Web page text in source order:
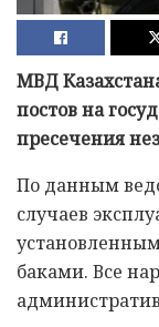
МВД
постов на
пресечения
По данным
случаев
баками. Все